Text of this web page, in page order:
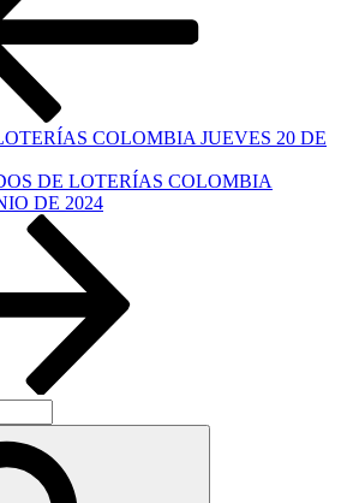
COLOMBIA JUEVES 20 DE
DE LOTERÍAS COLOMBIA
DE 2024